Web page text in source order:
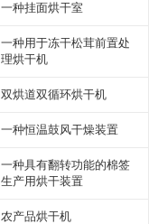
一种挂面烘干室
一种用于冻干松茸前置处
理烘干机
双烘道双循环烘干机
一种恒温鼓风干燥装置
一种具有翻转功能的棉签
生产用烘干装置
农产品烘干机